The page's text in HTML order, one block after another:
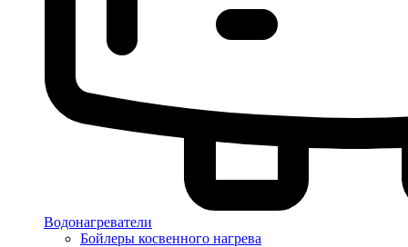
Водонагреватели
Бойлеры косвенного нагрева